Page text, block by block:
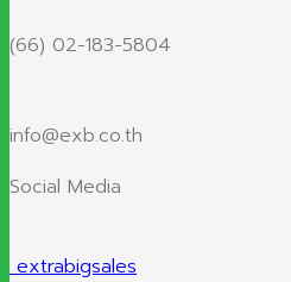
(66) 02-183-5804
info@exb.co.th
Social Media
extrabigsales